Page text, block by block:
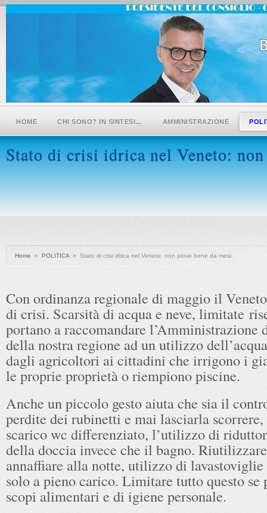
HOME CHI SONO? IN SINTESI… AMMINISTRAZIONE
Stato di crisi idrica nel Veneto: non
Home » POLITICA » Stato di crisi idrica nel Veneto: non piove bene da mesi.
Con ordinanza regionale di maggio il
di crisi. Scarsità di acqua e neve, limitate
portano a raccomandare
della nostra regione ad un utilizzo
dagli agricoltori ai cittadini che irrigono i
le proprie proprietà o riempiono piscine.
Anche un piccolo gesto aiuta che sia il
perdite dei rubinetti e mai lasciarla
scarico wc differenziato, l’utilizzo di
della doccia invece che il bagno.
annaffiare alla notte, utilizzo di
solo a pieno carico. Limitare tutto questo se
scopi alimentari e di igiene personale.